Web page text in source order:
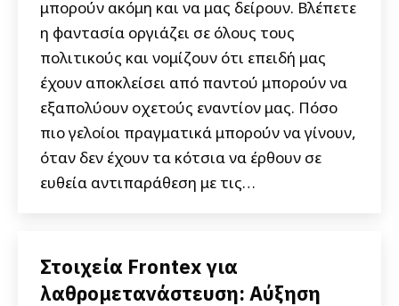
μπορούν ακόμη και να μας δείρουν. Βλέπετε
η φαντασία οργιάζει σε όλους τους
πολιτικούς και νομίζουν ότι επειδή μας
έχουν αποκλείσει από παντού μπορούν να
εξαπολύουν οχετούς εναντίον μας. Πόσο
πιο γελοίοι πραγματικά μπορούν να γίνουν,
όταν δεν έχουν τα κότσια να έρθουν σε
ευθεία αντιπαράθεση με τις…
Στοιχεία Frontex για
λαθρομετανάστευση: Αύξηση